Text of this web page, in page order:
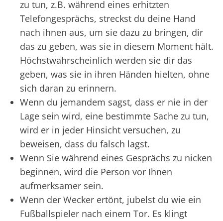
zu tun, z.B. während eines erhitzten
Telefongesprächs, streckst du deine Hand
nach ihnen aus, um sie dazu zu bringen, dir
das zu geben, was sie in diesem Moment hält.
Höchstwahrscheinlich werden sie dir das
geben, was sie in ihren Händen hielten, ohne
sich daran zu erinnern.
Wenn du jemandem sagst, dass er nie in der
Lage sein wird, eine bestimmte Sache zu tun,
wird er in jeder Hinsicht versuchen, zu
beweisen, dass du falsch lagst.
Wenn Sie während eines Gesprächs zu nicken
beginnen, wird die Person vor Ihnen
aufmerksamer sein.
Wenn der Wecker ertönt, jubelst du wie ein
Fußballspieler nach einem Tor. Es klingt